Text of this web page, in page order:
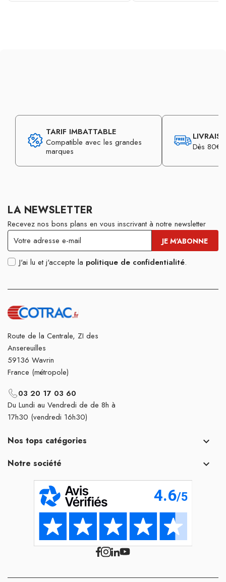
TARIF IMBATTABLE
Compatible avec les grandes
marques
Dès 80€
LA NEWSLETTER
Recevez nos bons plans en vous inscrivant à notre newsletter
J'ai lu et j'accepte la politique de confidentialité.
Route de la Centrale, ZI des
Ansereuilles
59136 Wavrin
France (métropole)
03 20 17 03 60
Du Lundi au Vendredi de de 8h à
17h30 (vendredi 16h30)
Nos tops catégories 
Notre société 